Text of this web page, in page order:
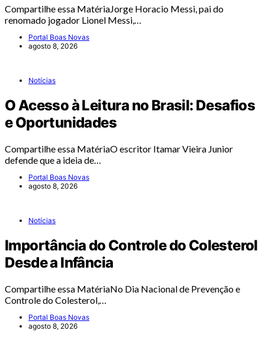
Compartilhe essa MatériaJorge Horacio Messi, pai do
renomado jogador Lionel Messi,…
Portal Boas Novas
agosto 8, 2026
Notícias
O Acesso à Leitura no Brasil: Desafios
e Oportunidades
Compartilhe essa MatériaO escritor Itamar Vieira Junior
defende que a ideia de…
Portal Boas Novas
agosto 8, 2026
Notícias
Importância do Controle do Colesterol
Desde a Infância
Compartilhe essa MatériaNo Dia Nacional de Prevenção e
Controle do Colesterol,…
Portal Boas Novas
agosto 8, 2026